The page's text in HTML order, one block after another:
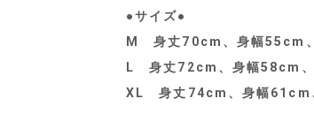
●サイズ●
M 身丈70cm、身幅55cm
L 身丈72cm、身幅58cm
XL 身丈74cm、身幅61cm